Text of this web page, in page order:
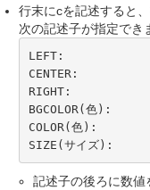
行末にcを記述すると
次の記述子が指定でき
LEFT:
CENTER:
RIGHT:
BGCOLOR(色):
COLOR(色):
SIZE(サイズ):
記述子の後ろに数値